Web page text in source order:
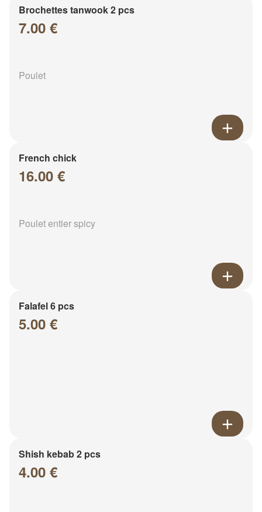
Brochettes tanwook 2 pcs
7.00 €
Poulet
French chick
16.00 €
Poulet entier spicy
Falafel 6 pcs
5.00 €
Shish kebab 2 pcs
4.00 €